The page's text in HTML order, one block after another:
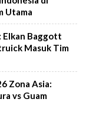
Utama
Elkan Baggott
Masuk Tim
Zona Asia:
vs Guam